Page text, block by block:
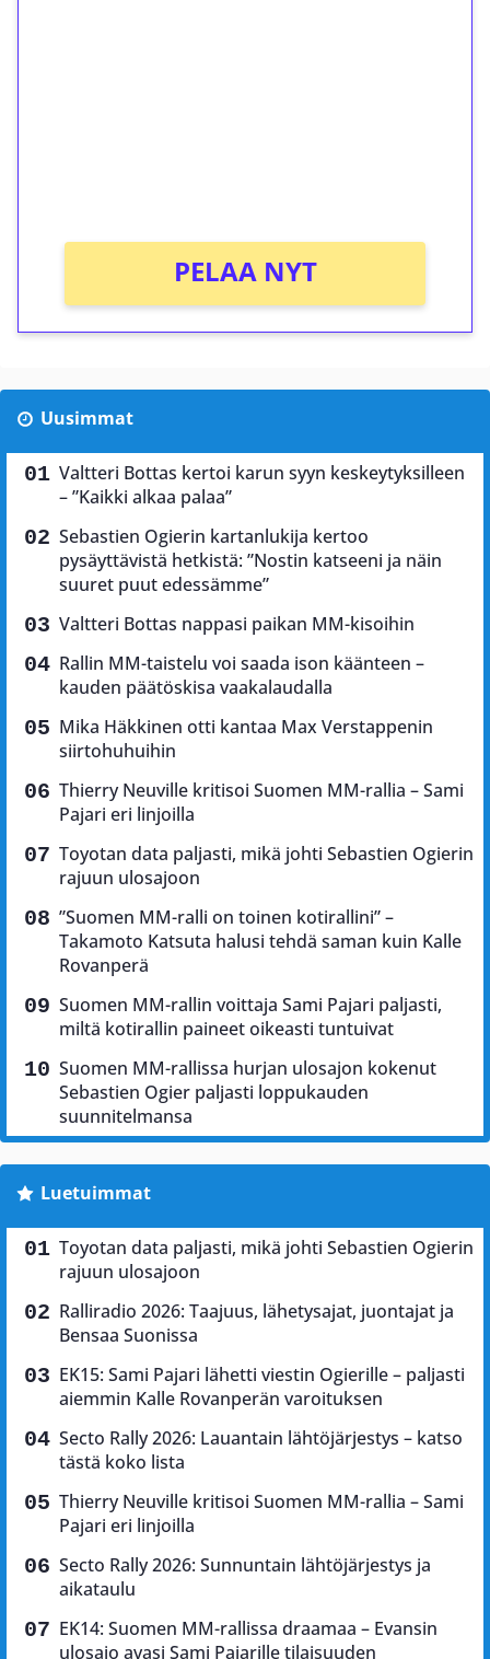
PELAA NYT
Uusimmat
Valtteri Bottas kertoi karun syyn keskeytyksilleen
– ”Kaikki alkaa palaa”
Sebastien Ogierin kartanlukija kertoo
pysäyttävistä hetkistä: ”Nostin katseeni ja näin
suuret puut edessämme”
Valtteri Bottas nappasi paikan MM-kisoihin
Rallin MM-taistelu voi saada ison käänteen –
kauden päätöskisa vaakalaudalla
Mika Häkkinen otti kantaa Max Verstappenin
siirtohuhuihin
Thierry Neuville kritisoi Suomen MM-rallia – Sami
Pajari eri linjoilla
Toyotan data paljasti, mikä johti Sebastien Ogierin
rajuun ulosajoon
”Suomen MM-ralli on toinen kotirallini” –
Takamoto Katsuta halusi tehdä saman kuin Kalle
Rovanperä
Suomen MM-rallin voittaja Sami Pajari paljasti,
miltä kotirallin paineet oikeasti tuntuivat
Suomen MM-rallissa hurjan ulosajon kokenut
Sebastien Ogier paljasti loppukauden
suunnitelmansa
Luetuimmat
Toyotan data paljasti, mikä johti Sebastien Ogierin
rajuun ulosajoon
Ralliradio 2026: Taajuus, lähetysajat, juontajat ja
Bensaa Suonissa
EK15: Sami Pajari lähetti viestin Ogierille – paljasti
aiemmin Kalle Rovanperän varoituksen
Secto Rally 2026: Lauantain lähtöjärjestys – katso
tästä koko lista
Thierry Neuville kritisoi Suomen MM-rallia – Sami
Pajari eri linjoilla
Secto Rally 2026: Sunnuntain lähtöjärjestys ja
aikataulu
EK14: Suomen MM-rallissa draamaa – Evansin
ulosajo avasi Sami Pajarille tilaisuuden